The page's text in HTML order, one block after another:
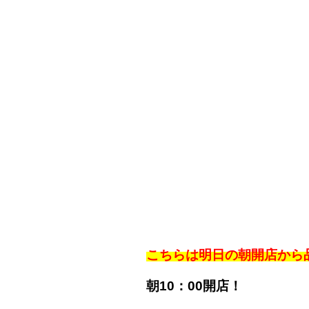
こちらは明日の朝開店から
朝10：00開店！